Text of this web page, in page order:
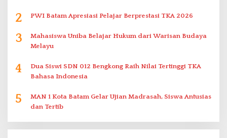
2 PWI Batam Apresiasi Pelajar Berprestasi TKA 2026
3
Mahasiswa Uniba Belajar Hukum dari Warisan Budaya
Melayu
4
Dua Siswi SDN 012 Bengkong Raih Nilai Tertinggi TKA
Bahasa Indonesia
5
MAN 1 Kota Batam Gelar Ujian Madrasah, Siswa Antusias
dan Tertib